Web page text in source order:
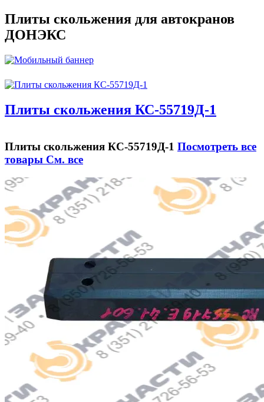
Плиты скольжения для автокранов
ДОНЭКС
Плиты скольжения КС-55719Д-1
Плиты скольжения КС-55719Д-1 Посмотреть все
товары См. все